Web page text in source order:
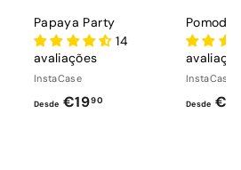
Papaya Party
14
avaliações
InstaCase
Desde €1990D
InstaCase
Desde